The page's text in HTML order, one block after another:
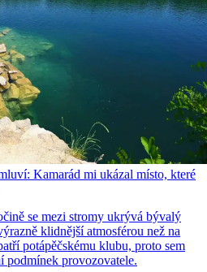
Kamarád mi ukázal místo, které
se mezi stromy ukrývá bývalý
klidnější atmosférou než na
potápěčskému klubu, proto sem
podmínek provozovatele.